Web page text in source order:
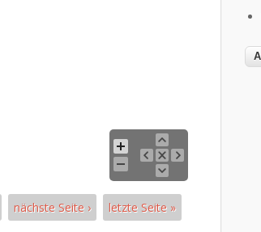
nächste Seite › letzte Seite »